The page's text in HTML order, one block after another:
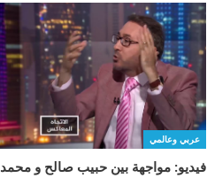
عربي وعالمي
فيديو: مواجهة بين حبيب صالح و محمد